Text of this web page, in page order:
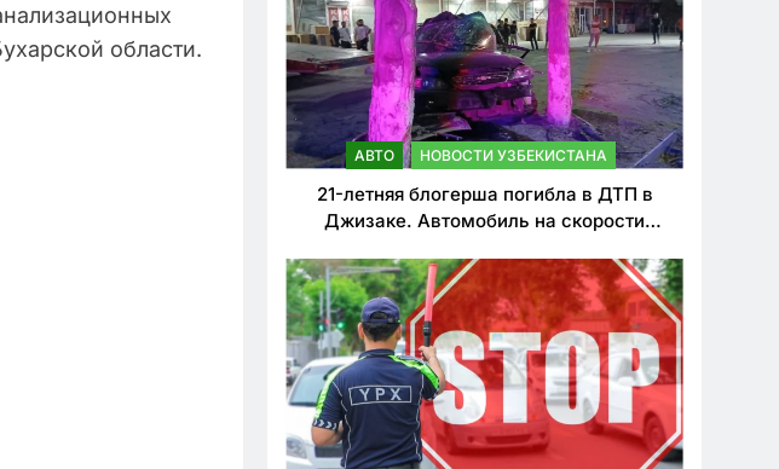
области.
АВТО НОВОСТИ УЗБЕКИСТАНА
21-летняя блогерша погибла в ДТП в
Джизаке. Автомобиль на скорости